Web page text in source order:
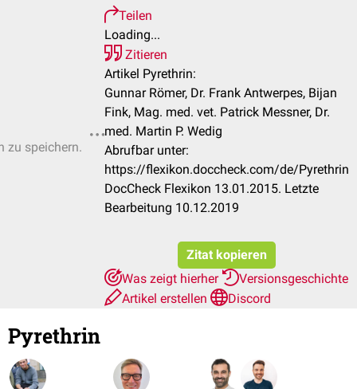
zu speichern.
Teilen
Loading...
Zitieren
Artikel Pyrethrin:
Gunnar Römer, Dr. Frank Antwerpes, Bijan
Fink, Mag. med. vet. Patrick Messner, Dr.
med. Martin P. Wedig
Abrufbar unter:
https://flexikon.doccheck.com/de/Pyrethrin
DocCheck Flexikon 13.01.2015. Letzte
Bearbeitung 10.12.2019
Zitat kopieren
Was zeigt hierher
Versionsgeschichte
Artikel erstellen
Discord
Pyrethrin